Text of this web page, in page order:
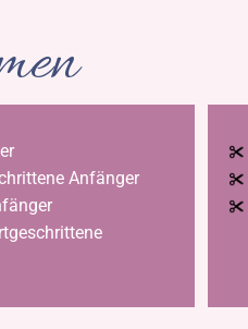
Anfänger